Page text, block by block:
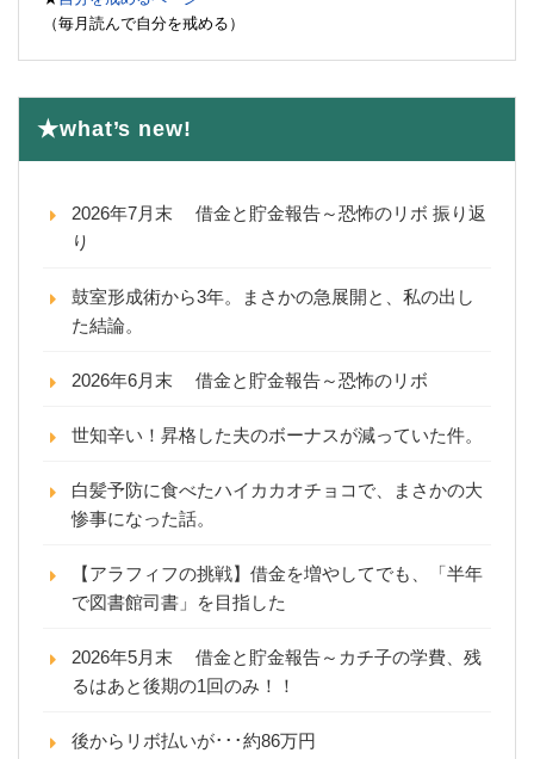
（毎月読んで自分を戒める）
★what’s new!
2026年7月末 借金と貯金報告～恐怖のリボ 振り返
り
鼓室形成術から3年。まさかの急展開と、私の出し
た結論。
2026年6月末 借金と貯金報告～恐怖のリボ
世知辛い！昇格した夫のボーナスが減っていた件。
白髪予防に食べたハイカカオチョコで、まさかの大
惨事になった話。
【アラフィフの挑戦】借金を増やしてでも、「半年
で図書館司書」を目指した
2026年5月末 借金と貯金報告～カチ子の学費、残
るはあと後期の1回のみ！！
後からリボ払いが･･･約86万円